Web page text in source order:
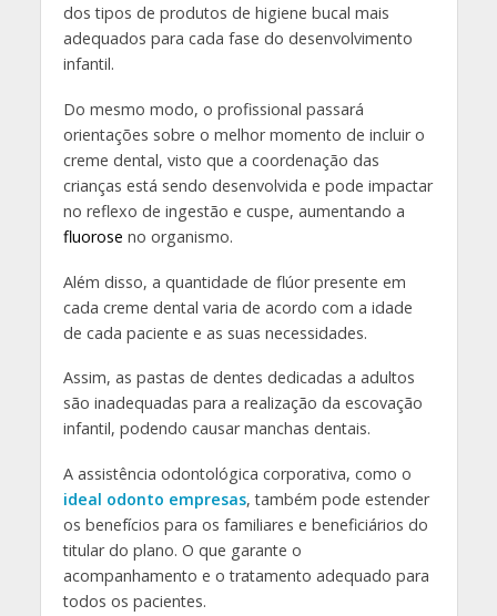
dos tipos de produtos de higiene bucal mais
adequados para cada fase do desenvolvimento
infantil.
Do mesmo modo, o profissional passará
orientações sobre o melhor momento de incluir o
creme dental, visto que a coordenação das
crianças está sendo desenvolvida e pode impactar
no reflexo de ingestão e cuspe, aumentando a
fluorose no organismo.
Além disso, a quantidade de flúor presente em
cada creme dental varia de acordo com a idade
de cada paciente e as suas necessidades.
Assim, as pastas de dentes dedicadas a adultos
são inadequadas para a realização da escovação
infantil, podendo causar manchas dentais.
A assistência odontológica corporativa, como o
ideal odonto empresas, também pode estender
os benefícios para os familiares e beneficiários do
titular do plano. O que garante o
acompanhamento e o tratamento adequado para
todos os pacientes.